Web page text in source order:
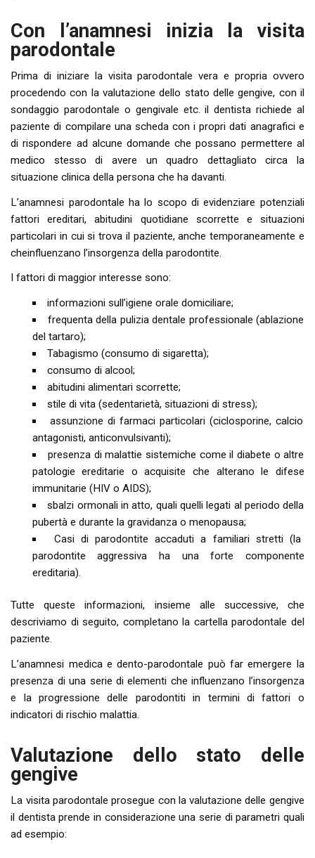
Con l’anamnesi inizia la visita
parodontale
Prima di iniziare la visita parodontale vera e propria ovvero
procedendo con la valutazione dello stato delle gengive, con il
sondaggio parodontale o gengivale etc. il dentista richiede al
paziente di compilare una scheda con i propri dati anagrafici e
di rispondere ad alcune domande che possano permettere al
medico stesso di avere un quadro dettagliato circa la
situazione clinica della persona che ha davanti.
L’anamnesi parodontale ha lo scopo di evidenziare potenziali
fattori ereditari, abitudini quotidiane scorrette e situazioni
particolari in cui si trova il paziente, anche temporaneamente e
cheinfluenzano l’insorgenza della parodontite.
I fattori di maggior interesse sono:
informazioni sull’igiene orale domiciliare;
frequenta della pulizia dentale professionale (ablazione
del tartaro);
Tabagismo (consumo di sigaretta);
consumo di alcool;
abitudini alimentari scorrette;
stile di vita (sedentarietà, situazioni di stress);
assunzione di farmaci particolari (ciclosporine, calcio
antagonisti, anticonvulsivanti);
presenza di malattie sistemiche come il diabete o altre
patologie ereditarie o acquisite che alterano le difese
immunitarie (HIV o AIDS);
sbalzi ormonali in atto, quali quelli legati al periodo della
pubertà e durante la gravidanza o menopausa;
Casi di parodontite accaduti a familiari stretti (la
parodontite aggressiva ha una forte componente
ereditaria).
Tutte queste informazioni, insieme alle successive, che
descriviamo di seguito, completano la cartella parodontale del
paziente.
L’anamnesi medica e dento-parodontale può far emergere la
presenza di una serie di elementi che influenzano l’insorgenza
e la progressione delle parodontiti in termini di fattori o
indicatori di rischio malattia.
Valutazione dello stato delle
gengive
La visita parodontale prosegue con la valutazione delle gengive
il dentista prende in considerazione una serie di parametri quali
ad esempio: